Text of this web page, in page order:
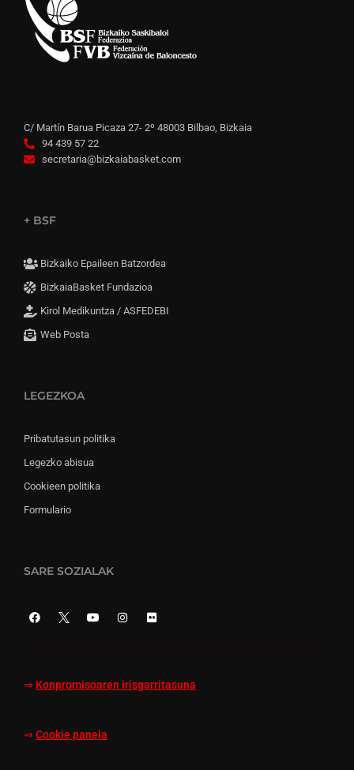
C/ Martín Barua Picaza 27- 2º 48003 Bilbao, Bizkaia
94 439 57 22
secretaria@bizkaiabasket.com
+ BSF
Bizkaiko Epaileen Batzordea
BizkaiaBasket Fundazioa
Kirol Medikuntza / ASFEDEBI
Web Posta
LEGEZKOA
Pribatutasun politika
Legezko abisua
Cookieen politika
Formulario
SARE SOZIALAK
⇒ Konpromisoaren irisgarritasuna
⇒ Cookie panela